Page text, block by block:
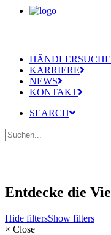
HÄNDLERSUCHE
KARRIERE
NEWS
KONTAKT
SEARCH
Entdecke die
Hide filtersShow filters
× Close